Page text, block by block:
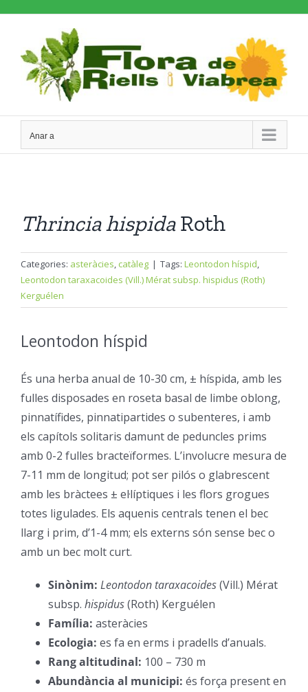
content
Anar a
ThrinciahispidaRoth
Categories: asteràcies, catàleg | Tags: Leontodon híspid,
Leontodon taraxacoides (Vill.) Mérat subsp. hispidus (Roth)
Kerguélen
Leontodon híspid
És una herba anual de 10-30 cm, ± híspida, amb les
fulles disposades en roseta basal de limbe oblong,
pinnatífides, pinnatipartides o subenteres, i amb
els capítols solitaris damunt de peduncles prims
amb 0-2 fulles bracteïformes. L’involucre mesura de
7-11 mm de longitud; pot ser pilós o glabrescent
amb les bràctees ± el·líptiques i les flors grogues
totes ligulades. Els aquenis centrals tenen el bec
llarg i prim, d’1-4 mm; els externs són sense bec o
amb un bec molt curt.
Sinònim: Leontodon taraxacoides(Vill.) Mérat
subsp. hispidus(Roth) Kerguélen
Família: asteràcies
Ecologia: es fa en erms i pradells d’anuals.
Rang altitudinal: 100 – 730 m
Abundància al municipi: és força present en